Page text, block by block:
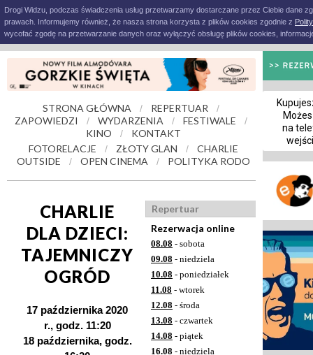
Drogi Widzu, podczas świadczenia usług przetwarzamy dostarczane przez Ciebie dane
prawach. Informujemy również, że nasza strona korzysta z plików cookies zgodnie z
wycofać zgodę na przetwarzanie danych oraz wyłączyć obsługę plików cookies,
STRONA GŁÓWNA / REPERTUAR /
ZAPOWIEDZI / WYDARZENIA / FESTIWALE /
KINO /
KONTAKT
FOTORELACJE
/ ZŁOTY GLAN /
CHARLIE
OUTSIDE
/ OPEN CINEMA / POLITYKA RODO
CHARLIE
DLA DZIECI:
TAJEMNICZY
OGRÓD
17 października 2020
r., godz. 11:20
18 października, godz.
Repertuar
Rezerwacja online
08.08 - sobota
09.08 - niedziela
10.08 - poniedziałek
11.08 - wtorek
12.08 - środa
13.08 - czwartek
14.08 - piątek
16.08 - niedziela
na